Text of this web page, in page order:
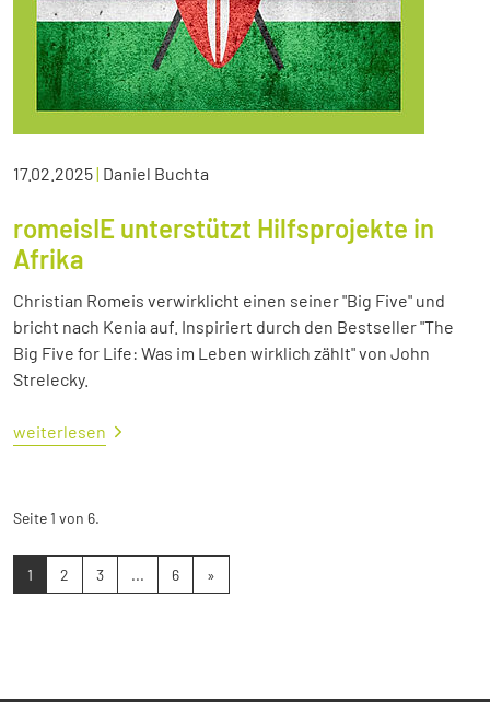
17.02.2025| Daniel Buchta
romeisIE unterstützt Hilfsprojekte in
Afrika
Christian Romeis verwirklicht einen seiner "Big Five" und
bricht nach Kenia auf. Inspiriert durch den Bestseller "The
Big Five for Life: Was im Leben wirklich zählt" von John
Strelecky.
weiterlesen
Seite 1 von 6.
1 2 3 ... 6 »